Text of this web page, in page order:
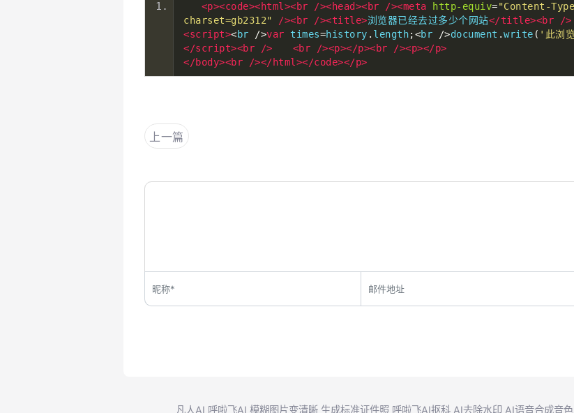
<p><code><html><br /><head><br /><meta http-equiv="Content-
charset=gb2312"
/><br /><title>浏览器已经去过多少个网站</title><br />
<script><br />var times=history . length;<br />document .write ( '此浏
</script><br
/> <br /><p></p><br /><p></p>
</body><br
/></html></code></p>
上一篇
凡人AI 呼啦飞AI 模糊图片变清晰 生成标准证件照 呼啦飞AI抠科 AI去除水印 AI语音合成音